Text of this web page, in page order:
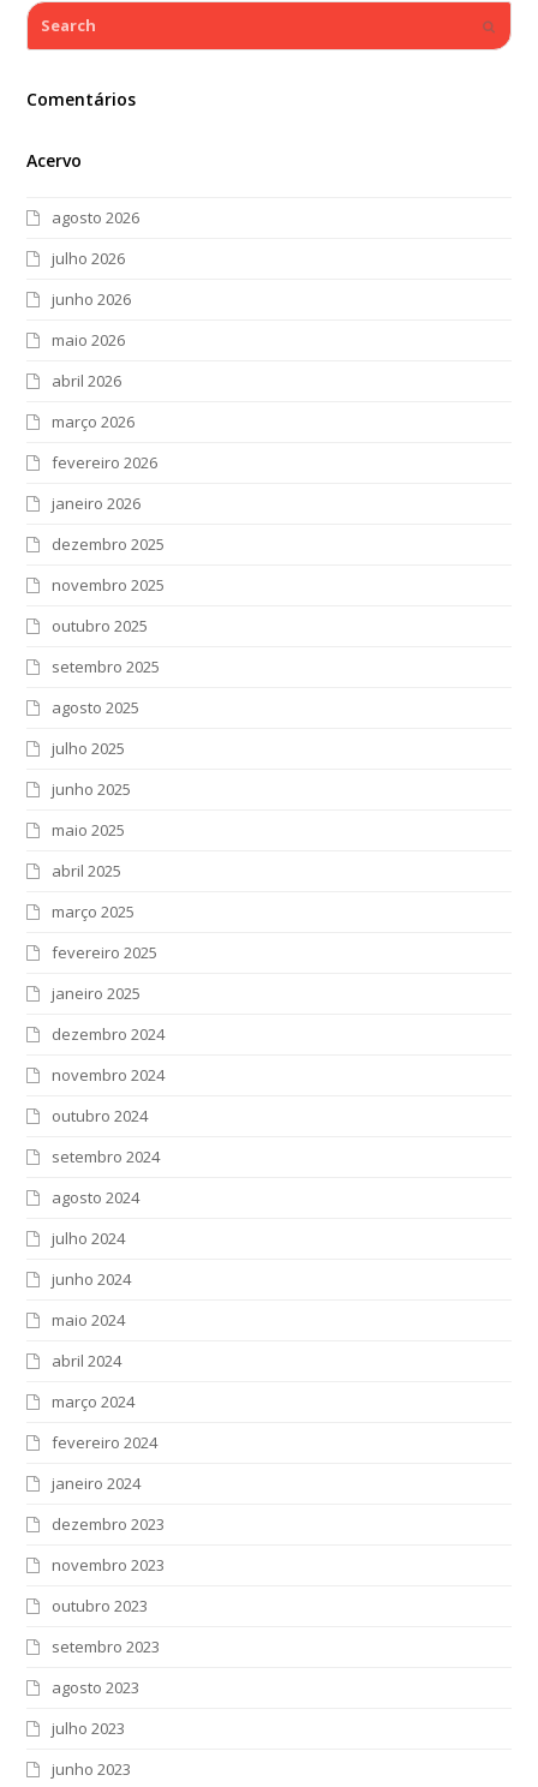
Search
Comentários
Acervo
agosto 2026
julho 2026
junho 2026
maio 2026
abril 2026
março 2026
fevereiro 2026
janeiro 2026
dezembro 2025
novembro 2025
outubro 2025
setembro 2025
agosto 2025
julho 2025
junho 2025
maio 2025
abril 2025
março 2025
fevereiro 2025
janeiro 2025
dezembro 2024
novembro 2024
outubro 2024
setembro 2024
agosto 2024
julho 2024
junho 2024
maio 2024
abril 2024
março 2024
fevereiro 2024
janeiro 2024
dezembro 2023
novembro 2023
outubro 2023
setembro 2023
agosto 2023
julho 2023
junho 2023